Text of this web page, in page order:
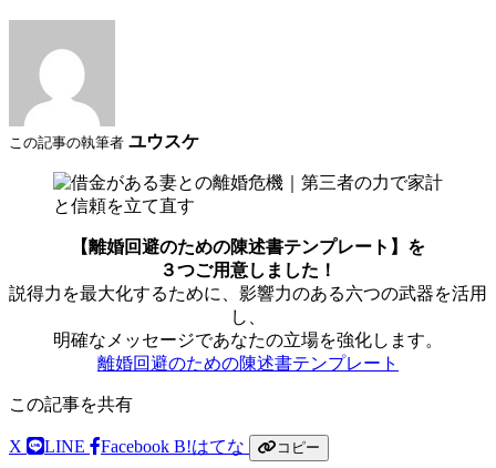
この記事の執筆者 ユウスケ
【離婚回避のための陳述書テンプレート】を
３つご用意しました！
説得力を最大化するために、影響力のある六つの武器を活用
し、
明確なメッセージであなたの立場を強化します。
離婚回避のための陳述書テンプレート
この記事を共有
X LINE Facebook B!はてな コピー